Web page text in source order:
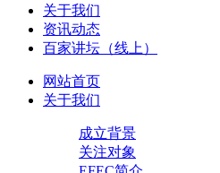
关于我们
资讯动态
百家讲坛（线上）
网站首页
关于我们
成立背景
关注对象